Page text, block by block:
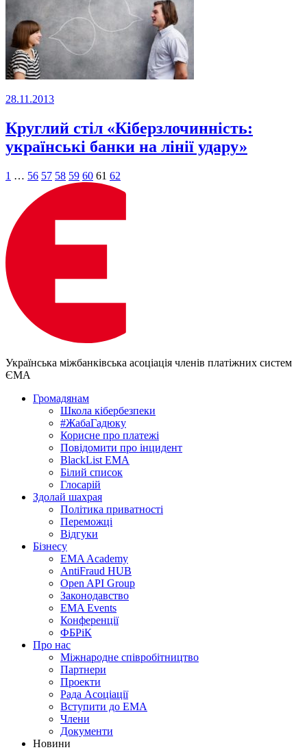
28.11.2013
Круглий стіл «Кіберзлочинність:
українські банки на лінії удару»
Posts
pagination
1 … 56 57 58 59 60 61 62
Українська міжбанківська асоціація членів платіжних систем
ЄМА
Громадянам
Школа кібербезпеки
#ЖабаГадюку
Корисне про платежі
Повідомити про інцидент
BlackList EMA
Білий список
Глосарій
Здолай шахрая
Політика приватності
Переможцi
Відгуки
Бізнесу
EMA Academy
AntiFraud HUB
Open API Group
Законодавство
EMA Events
Конференції
ФБРіК
Про нас
Міжнародне співробітництво
Партнери
Проекти
Рада Асоціації
Вступити до ЕМА
Члени
Документи
Новини